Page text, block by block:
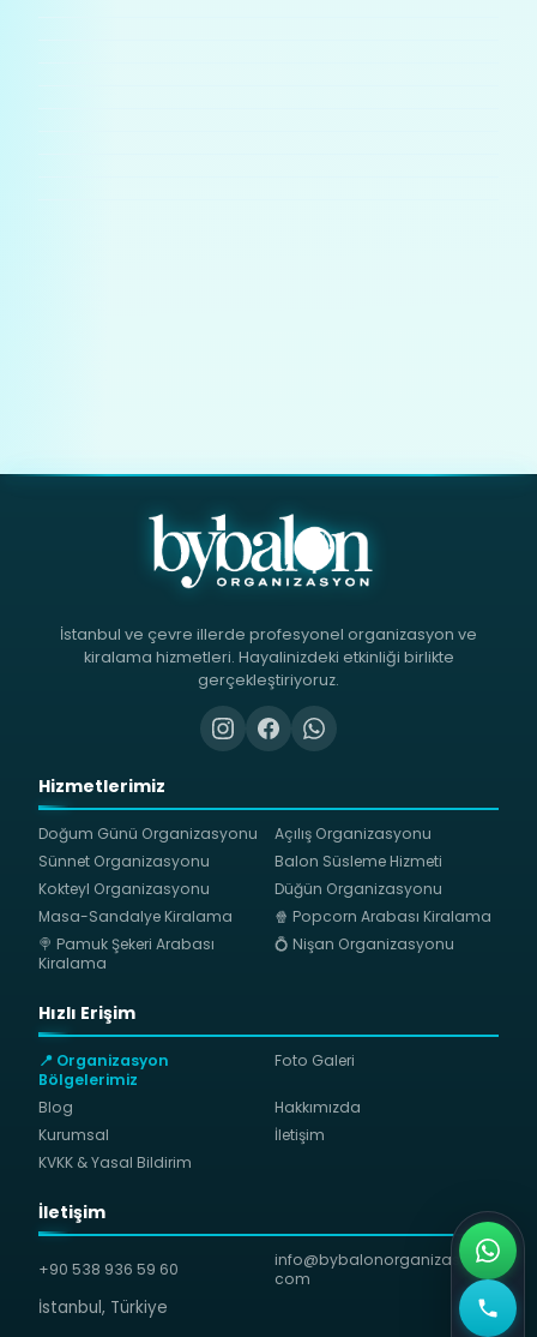
İstanbul ve çevre illerde profesyonel organizasyon ve
kiralama hizmetleri. Hayalinizdeki etkinliği birlikte
gerçekleştiriyoruz.
Hizmetlerimiz
Doğum Günü Organizasyonu
Açılış Organizasyonu
Sünnet Organizasyonu
Balon Süsleme Hizmeti
Kokteyl Organizasyonu
Düğün Organizasyonu
Masa-Sandalye Kiralama
🍿 Popcorn Arabası Kiralama
🍭 Pamuk Şekeri Arabası
Kiralama
💍 Nişan Organizasyonu
Hızlı Erişim
📍 Organizasyon
Bölgelerimiz
Foto Galeri
Blog
Hakkımızda
Kurumsal
İletişim
KVKK & Yasal Bildirim
İletişim
+90 538 936 59 60
info@bybalonorganizasyon.
com
İstanbul, Türkiye